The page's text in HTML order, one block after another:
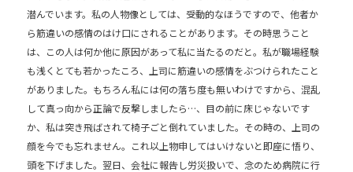
o
o
k
潜んでいます。私の人物像としては、受動的なほうですので、他者か
ら筋違いの感情のはけ口にされることがあります。その時思うこと
は、この人は何か他に原因があって私に当たるのだと。私が職場経験
も浅くとても若かったころ、上司に筋違いの感情をぶつけられたこと
がありました。もちろん私には何の落ち度も無いわけですから、混乱
して真っ向から正論で反撃しましたら…、目の前に床じゃないです
か、私は突き飛ばされて椅子ごと倒れていました。その時の、上司の
顔を今でも忘れません。これ以上物申してはいけないと即座に悟り、
頭を下げました。翌日、会社に報告し労災扱いで、念のため病院に行